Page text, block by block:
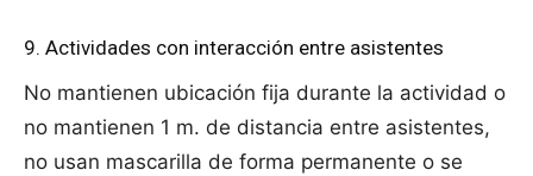
9. Actividades con interacción entre asistentes
No mantienen ubicación fija durante la actividad o
no mantienen 1 m. de distancia entre asistentes,
no usan mascarilla de forma permanente o se